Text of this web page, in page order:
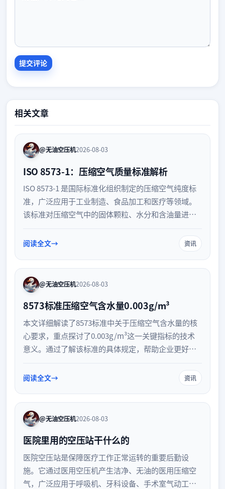
相关文章
@无油空压机2026-08-03
ISO 8573-1：压缩空气质量标准解析
ISO 8573-1 是国际标准化组织制定的压缩空气纯度标
准，广泛应用于工业制造、食品加工和医疗等领域。
该标准对压缩空气中的固体颗粒、水分和含油量进行
备运行安全与产品质量。了解并应用此标准，是提升
阅读全文 资讯
@无油空压机2026-08-03
8573标准压缩空气含水量0.003g/m³
本文详细解读了8573标准中关于压缩空气含水量的核
心要求，重点探讨了0.003g/m³这一关键指标的技术
意义。通过了解该标准的具体规定，帮助企业更好地
使用寿命，提升整体生产效率与安全性。
阅读全文 资讯
@无油空压机2026-08-03
医院里用的空压站干什么的
医院空压站是保障医疗工作正常运转的重要后勤设
施。它通过医用空压机产生洁净、无油的医用压缩空
气，广泛应用于呼吸机、牙科设备、手术室气动工具